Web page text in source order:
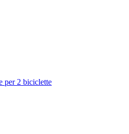
per 2 biciclette